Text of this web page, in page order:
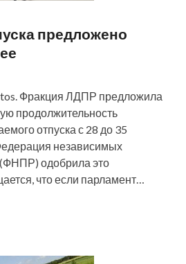
предложено
Фракция ЛДПР предложила
продолжительность
отпуска с 28 до 35
независимых
одобрила это
что если парламент…